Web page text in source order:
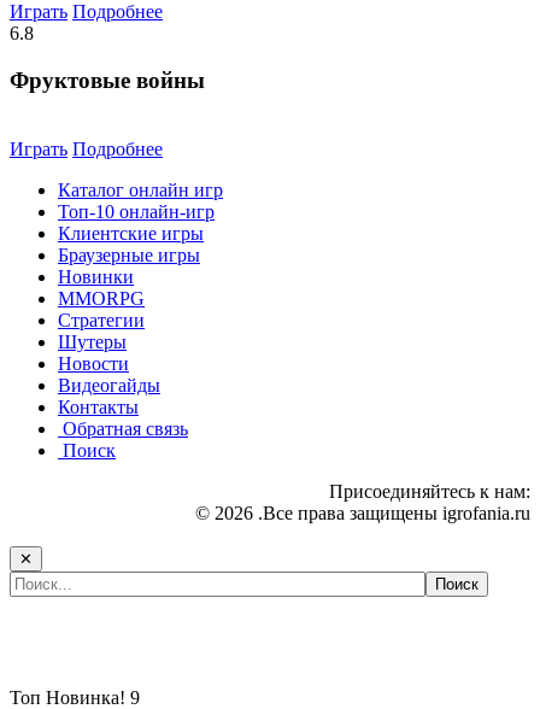
Играть Подробнее
6.8
Фруктовые войны
Играть Подробнее
Каталог онлайн игр
Топ-10 онлайн-игр
Клиентские игры
Браузерные игры
Новинки
MMORPG
Стратегии
Шутеры
Новости
Видеогайды
Контакты
Обратная связь
Поиск
Присоединяйтесь к нам:
© 2026 .Все права защищены igrofania.ru
✕
Топ Новинка! 9